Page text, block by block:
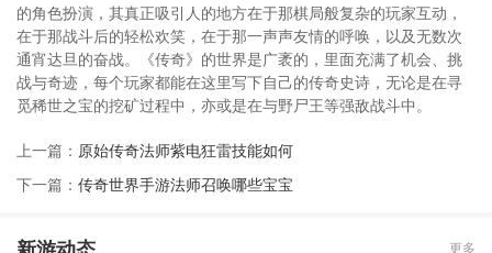
的角色扮演，其真正吸引人的地方在于那棋局般复杂的玩家互动，
在于那战斗后的轻松欢笑，在于那一声声友情的呼唤，以及无数次
通宵达旦的奋战。《传奇》的世界是广袤的，里面充满了机会、挑
战与奇迹，每个玩家都能在这里写下自己的传奇史诗，无论是在寻
觅稀世之宝的挖矿过程中，亦或是在与野尸王等强敌战斗中。
上一篇： 原始传奇法师紫电狂雷技能如何
下一篇： 传奇世界手游法师召唤哪些宝宝
更多